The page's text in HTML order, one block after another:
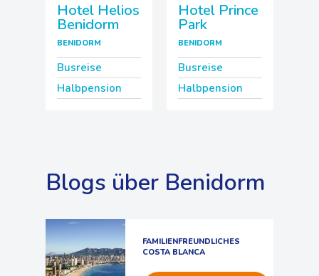
Hotel Helios
Benidorm
BENIDORM
Busreise
Halbpension
Hotel Prince
Park
BENIDORM
Busreise
Halbpension
Blogs über Benidorm
FAMILIENFREUNDLICHES
COSTA BLANCA